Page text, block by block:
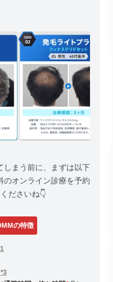
しまう前に、まずは以下
のオンライン診療を予約
ださいね👇
の特徴
*3